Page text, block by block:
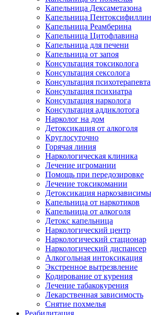
Капельница Дексаметазона
Капельница
Капельница Реамберина
Капельница Цитофлавина
Капельница для печени
Капельница от запоя
Консультация токсиколога
Консультация сексолога
Консультация психотерапевта
Консультация психиатра
Консультация нарколога
Консультация аддиклотога
Нарколог на дом
Детоксикация от алкоголя
Круглосуточно
Горячая линия
Наркологическая клиника
Лечение игромании
Помощь при передозировке
Лечение токсикомании
Детоксикация
Капельница от наркотиков
Капельница от алкоголя
Детокс капельница
Наркологический центр
Наркологический стационар
Наркологический диспансер
Алкогольная интоксикация
Экстренное вытрезвление
Кодирование от курения
Лечение табакокурения
Лекарственная зависимость
Снятие похмелья
Реабилитация